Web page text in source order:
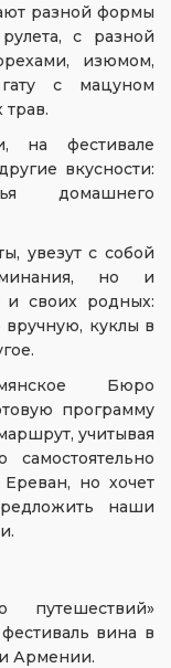
разной формы
с разной
изюмом,
с мацуном
на фестивале
вкусности:
домашнего
увезут с собой
но и
и своих родных:
вручную, куклы в
Бюро
программу
учитывая
но хочет
наши
путешествий»
вина в
Армении.